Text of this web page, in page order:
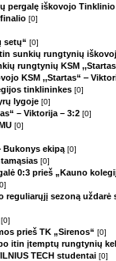
pergalę iškovojo
[0]
setų“ [0]
sunkių rungtynių
rungtynių KSM
KSM ,,Startas“ ‒
tinklininkes [0]
lygoje [0]
– Viktorija – 3:2 [0]
[0]
Bukonys ekipą [0]
[0]
0:3 prieš „Kauno
reguliarųjį sezoną uždarė
[0]
prieš TK „Sirenos“ [0]
itin įtemptų rungtynių
TECH studentai [0]